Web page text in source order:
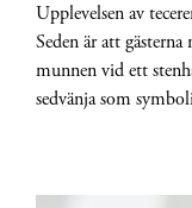
Upplevelsen av
Seden är att
munnen vid ett
sedvänja som